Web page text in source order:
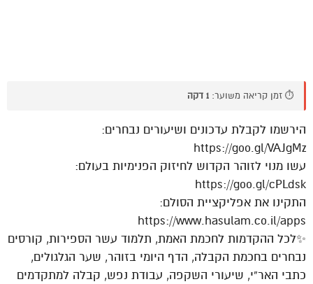
⏱️ זמן קריאה משוער: 1 דקה
הירשמו לקבלת עדכונים ושיעורים נבחרים:
https://goo.gl/VAJgMz
עשו מנוי לזוהר הקדוש לחיזוק הפנימיות בעולם:
https://goo.gl/cPLdsk
התקינו את אפליקציית הסולם:
https://www.hasulam.co.il/apps
✨לכל ההקדמות לחכמת האמת, תלמוד עשר הספירות, קורסים
נבחרים בחכמת הקבלה, הדף היומי בזוהר, שער הגלגולים,
כתבי האר”י, שיעורי השקפה, עבודת נפש, קבלה למתקדמים